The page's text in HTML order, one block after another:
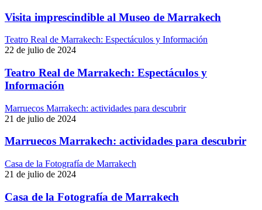
Visita imprescindible al Museo de Marrakech
Teatro Real de Marrakech: Espectáculos y Información
22 de julio de 2024
Teatro Real de Marrakech: Espectáculos y
Información
Marruecos Marrakech: actividades para descubrir
21 de julio de 2024
Marruecos Marrakech: actividades para descubrir
Casa de la Fotografía de Marrakech
21 de julio de 2024
Casa de la Fotografía de Marrakech